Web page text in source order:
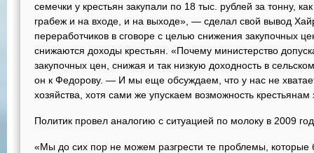
семечки у крестьян закупали по 18 тыс. рублей за тонну,
грабеж и на входе, и на выходе», — сделал свой вывод
переработчиков в сговоре с целью снижения закупочных
снижаются доходы крестьян. «Почему министерство
закупочных цен, снижая и так низкую доходность в
он к Федорову. — И мы еще обсуждаем, что у нас не
хозяйства, хотя сами же упускаем возможность крестьянам
Политик провел аналогию с ситуацией по молоку в 2009
«Мы до сих пор не можем разгрести те проблемы,